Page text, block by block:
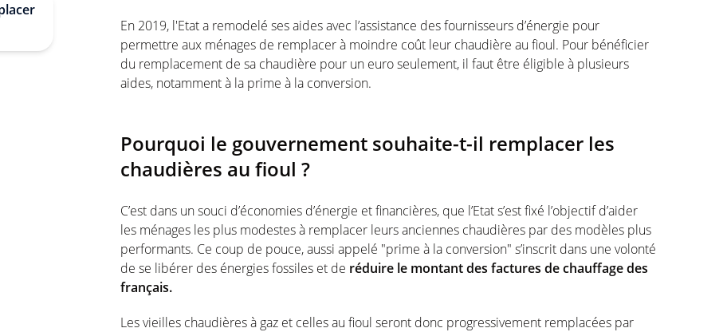
En 2019, l'Etat a remodelé ses aides avec l’assistance des fournisseurs d’énergie pour
permettre aux ménages de remplacer à moindre coût leur chaudière au fioul. Pour bénéficier
du remplacement de sa chaudière pour un euro seulement, il faut être éligible à plusieurs
aides, notamment à la prime à la conversion.
Pourquoi le gouvernement souhaite-t-il remplacer les
chaudières au fioul ?
C’est dans un souci d’économies d’énergie et financières, que l’Etat s’est fixé l’objectif d’aider
les ménages les plus modestes à remplacer leurs anciennes chaudières par des modèles plus
performants. Ce coup de pouce, aussi appelé "prime à la conversion" s’inscrit dans une volonté
de se libérer des énergies fossiles et de réduire le montant des factures de chauffage des
français.
Les vieilles chaudières à gaz et celles au fioul seront donc progressivement remplacées par